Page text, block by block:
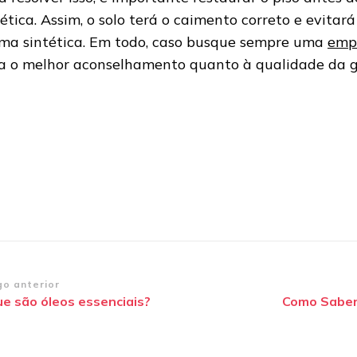
Assim, o solo terá o caimento correto e
sintética. Em todo, caso busque sempre uma
o melhor aconselhamento quanto à qualidade da
anterior
são óleos essenciais? Como